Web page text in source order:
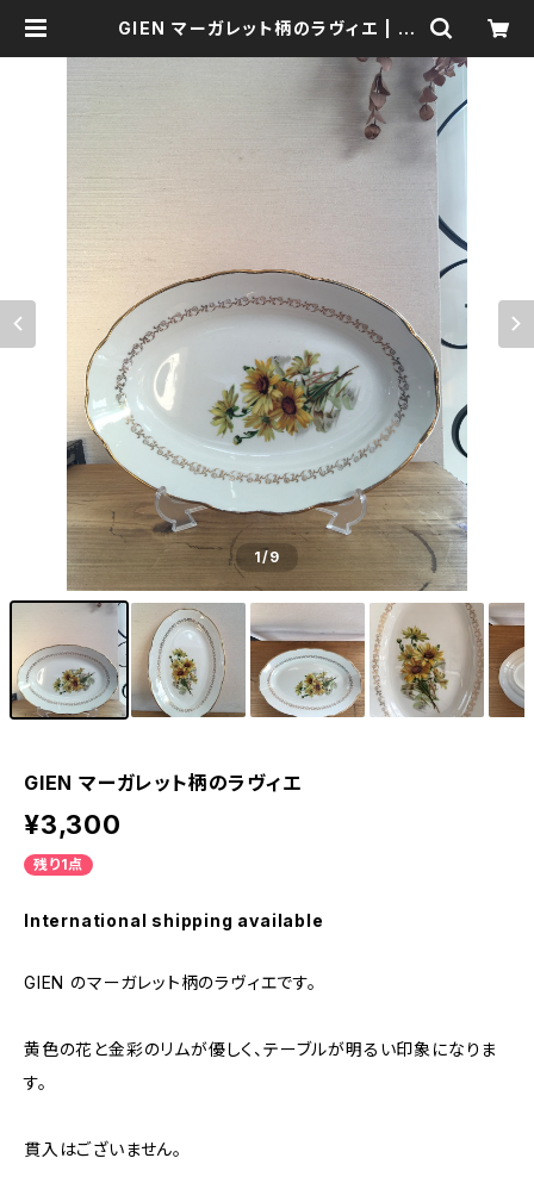
GIEN マーガレット柄のラヴィエ | 森
1/9
GIEN マーガレット柄のラヴィエ
¥3,300
残り1点
International shipping available
GIEN のマーガレット柄のラヴィエです。
黄色の花と金彩のリムが優しく、テーブルが明るい印象になりま
す。
貫入はございません。